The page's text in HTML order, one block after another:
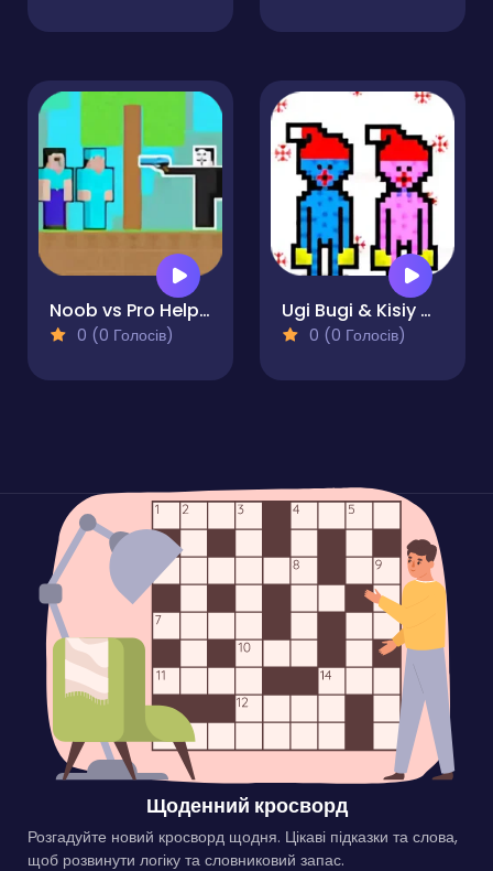
Noob vs Pro Help Hacker
0 (0 Голосів)
Ugi Bugi & Kisiy Misiy
0 (0 Голосів)
Щоденний кросворд
Розгадуйте новий кросворд щодня. Цікаві підказки та слова,
щоб розвинути логіку та словниковий запас.